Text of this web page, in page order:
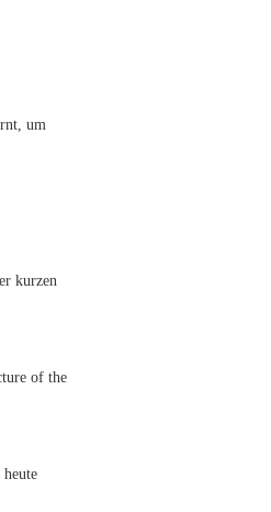
um
kurzen
of the